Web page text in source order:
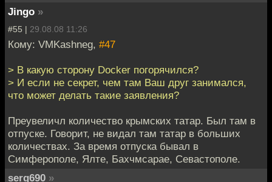
Jingo »
#55 | 29.08.08 11:26
Кому: VMKashneg, #47
> В какую сторону Docker погорячился?
> И если не секрет, чем там Ваш друг занимался,
что может делать такие заявления?
Преувеличл количество крымских татар. Был там в
отпуске. Говорит, не видал там татар в больших
количествах. За время отпуска бывал в
Симферополе, Ялте, Бахчмсарае, Севастополе.
serg690 »